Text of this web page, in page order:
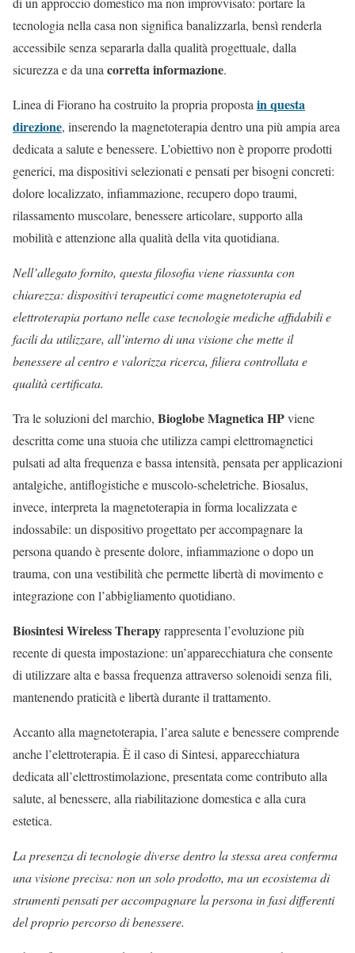
tecnologia nella casa non significa banalizzarla, bensì renderla
accessibile senza separarla dalla qualità progettuale, dalla
sicurezza e da una corretta informazione.
Linea di Fiorano ha costruito la propria proposta in questa
direzione, inserendo la magnetoterapia dentro una più ampia area
dedicata a salute e benessere. L’obiettivo non è proporre prodotti
generici, ma dispositivi selezionati e pensati per bisogni concreti:
dolore localizzato, infiammazione, recupero dopo traumi,
rilassamento muscolare, benessere articolare, supporto alla
mobilità e attenzione alla qualità della vita quotidiana.
Nell’allegato fornito, questa filosofia viene riassunta con
chiarezza: dispositivi terapeutici come magnetoterapia ed
elettroterapia portano nelle case tecnologie mediche affidabili e
facili da utilizzare, all’interno di una visione che mette il
benessere al centro e valorizza ricerca, filiera controllata e
qualità certificata.
Tra le soluzioni del marchio, Bioglobe Magnetica HPviene
descritta come una stuoia che utilizza campi elettromagnetici
pulsati ad alta frequenza e bassa intensità, pensata per applicazioni
antalgiche, antiflogistiche e muscolo-scheletriche. Biosalus,
invece, interpreta la magnetoterapia in forma localizzata e
indossabile: un dispositivo progettato per accompagnare la
persona quando è presente dolore, infiammazione o dopo un
trauma, con una vestibilità che permette libertà di movimento e
integrazione con l’abbigliamento quotidiano.
Biosintesi Wireless Therapyrappresenta l’evoluzione più
recente di questa impostazione: un’apparecchiatura che consente
di utilizzare alta e bassa frequenza attraverso solenoidi senza fili,
mantenendo praticità e libertà durante il trattamento.
Accanto alla magnetoterapia, l’area salute e benessere comprende
anche l’elettroterapia. È il caso di Sintesi, apparecchiatura
dedicata all’elettrostimolazione, presentata come contributo alla
salute, al benessere, alla riabilitazione domestica e alla cura
estetica.
La presenza di tecnologie diverse dentro la stessa area conferma
una visione precisa: non un solo prodotto, ma un ecosistema di
strumenti pensati per accompagnare la persona in fasi differenti
del proprio percorso di benessere.